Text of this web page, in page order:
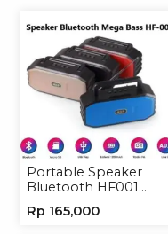
Portable Speaker
Bluetooth HF001
Wireless
Rp 165,000